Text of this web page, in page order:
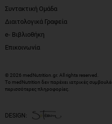
Συντακτική Ομάδα
Διαιτολογικά Γραφεία
e- Βιβλιοθήκη
Επικοινωνία
© 2026 medNutrition.gr. All rights reserved.
Το medNutrition δεν παρέχει ιατρικές
περισσότερες πληροφορίες
DESIGN: